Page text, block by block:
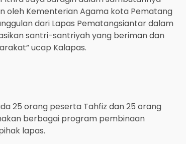
oleh Kementerian Agama kota Pematang
dari Lapas Pematangsiantar dalam
santri-santriyah yang beriman dan
ucap Kalapas.
25 orang peserta Tahfiz dan 25 orang
berbagai program pembinaan
lapas.